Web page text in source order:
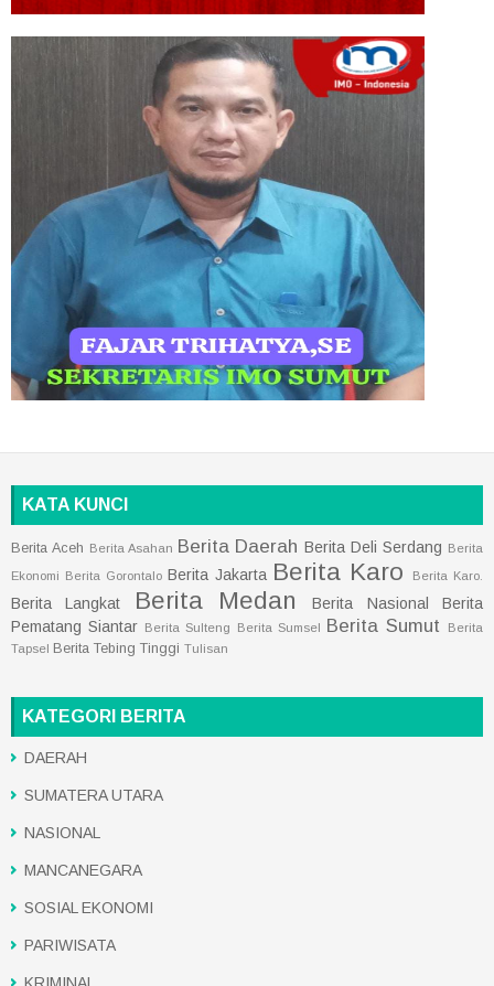
KATA KUNCI
Berita Aceh Berita Asahan Berita Daerah Berita Deli Serdang Berita
Ekonomi Berita Gorontalo Berita Jakarta Berita Karo Berita Karo.
Berita Langkat Berita Medan Berita Nasional
Berita
Pematang Siantar Berita Sulteng Berita Sumsel Berita Sumut
Berita
Tapsel Berita Tebing Tinggi Tulisan
KATEGORI BERITA
DAERAH
SUMATERA UTARA
NASIONAL
MANCANEGARA
SOSIAL EKONOMI
PARIWISATA